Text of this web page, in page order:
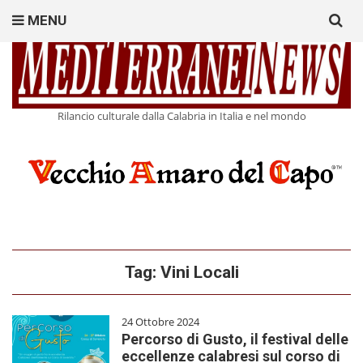
Rilancio culturale dalla Calabria in Italia e nel mondo
MENU
for:
Tag: Vini Locali
24 Ottobre 2024
Percorso di Gusto, il festival delle
eccellenze calabresi sul corso di